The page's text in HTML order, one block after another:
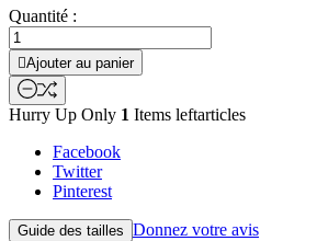
Quantité :
Ajouter au panier
Hurry Up Only 1 Items leftarticles
Facebook
Twitter
Pinterest
Guide des tailles Donnez votre avis